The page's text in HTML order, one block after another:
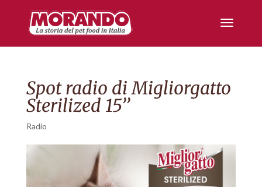
Spot radio di Migliorgatto
Sterilized 15’’
Radio